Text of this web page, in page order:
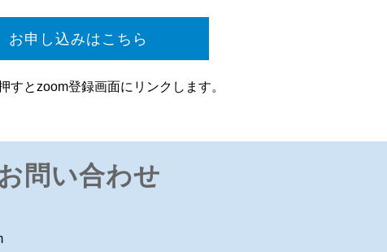
お申し込みはこちら
すとzoom登録画面にリンクします。
問い合わせ